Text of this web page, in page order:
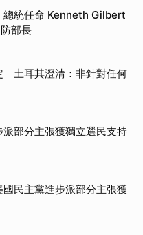
統任命 Kenneth Gilbert
部長
土耳其澄清：非針對任何
派部分主張獲獨立選民支持
民主黨進步派部分主張獲